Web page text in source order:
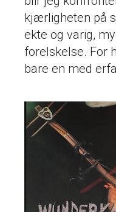
kjærligheten på
ekte og varig,
forelskelse. For
bare en med